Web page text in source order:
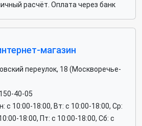
расчёт. Оплата через банк
магазин
переулок, 18 (Москворечье-
40-05
c 10:00-18:00, Вт: c 10:00-18:00, Ср:
18:00, Пт: c 10:00-18:00, Сб: c